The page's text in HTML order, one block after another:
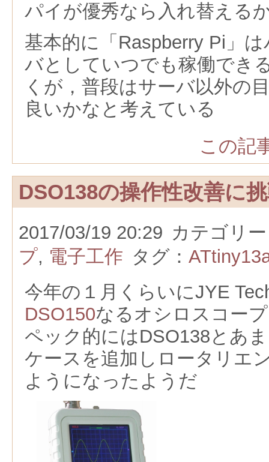
パイが優秀なら入れ替える
基本的に「Raspberry Pi」
バとしていつでも稼働でき
くが，普段はサーバ以外の
良いかなと考えている
この記
DSO138の操作性改善に
2017/03/19 20:29 カテゴリ
プ, 電子工作 タグ：
今年の１月くらいにJYE
DSO150なるオシロスコー
ペック的にはDSO138とあ
ケースを追加しロータリエ
ようになったようだ